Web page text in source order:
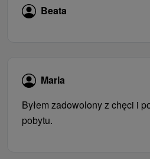
Beata
Maria
Byłem zadowolony z chęci i
pobytu.